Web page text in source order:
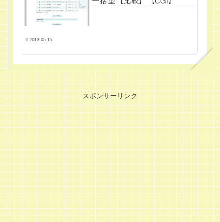
2013.05.15
スポンサーリンク